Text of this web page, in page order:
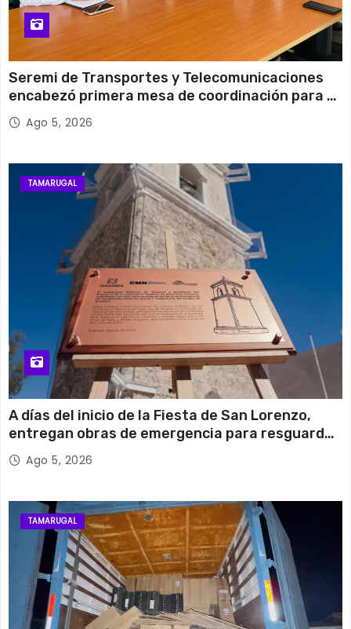
Seremi de Transportes y Telecomunicaciones
encabezó primera mesa de coordinación para el
retiro de cables en desuso en Iquique
Ago 5, 2026
TAMARUGAL
A días del inicio de la Fiesta de San Lorenzo,
entregan obras de emergencia para resguardar
su histórico campanario
Ago 5, 2026
TAMARUGAL